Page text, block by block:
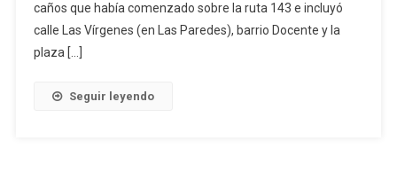
caños que había comenzado sobre la ruta 143 e incluyó
calle Las Vírgenes (en Las Paredes), barrio Docente y la
plaza […]
Seguir leyendo